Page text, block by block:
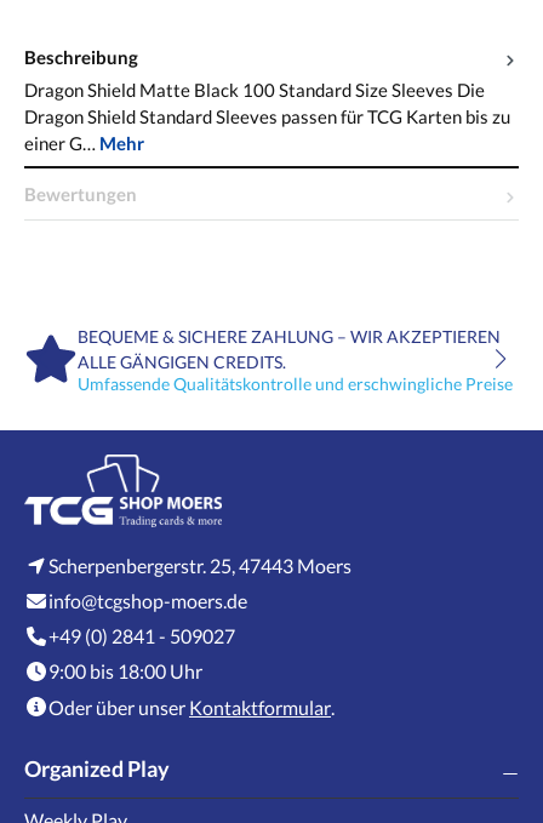
Beschreibung
Dragon Shield Matte Black 100 Standard Size Sleeves Die
Dragon Shield Standard Sleeves passen für TCG Karten bis zu
einer G… Mehr
Bewertungen
BEQUEME & SICHERE ZAHLUNG – WIR AKZEPTIEREN
ALLE GÄNGIGEN CREDITS.
Umfassende Qualitätskontrolle und erschwingliche Preise
Scherpenbergerstr. 25, 47443 Moers
info@tcgshop-moers.de
+49 (0) 2841 - 509027
9:00 bis 18:00 Uhr
Oder über unser Kontaktformular
Organized Play